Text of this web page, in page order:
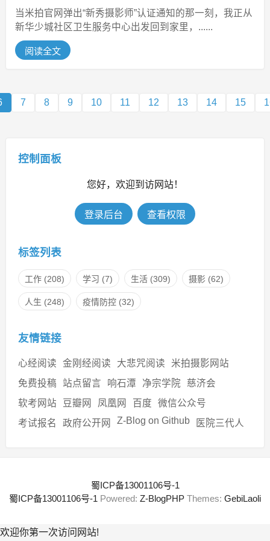
当米拍官网弹出“新秀摄影师”认证通知的那一刻，我正从
新华少城社区卫生服务中心出发回到家里，......
阅读全文
7 8 9 10 11 12 13 14 15
控制面板
您好，欢迎到访网站！
登录后台 查看权限
标签列表
工作(208) 学习 (7) 生活(309) 摄影(62)
人生 (248) 疫情防控(32)
友情链接
心经阅读 金刚经阅读 大悲咒阅读
米拍摄影网站
免费投稿
站点留言 响石潭 净宗学院
慈济会
软考网站
豆瓣网 凤凰网 百度
微信公众号
考试报名
政府公开网 Z-Blog on Github 医院三代人
蜀ICP备13001106号-1
蜀ICP备13001106号-1 Powered: Z-BlogPHP Themes: GebiLaoli
欢迎你第一次访问网站!